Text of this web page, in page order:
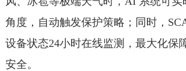
角度，自动触发保护策略；同时，
设备状态24小时在线监测，最大化保
安全。